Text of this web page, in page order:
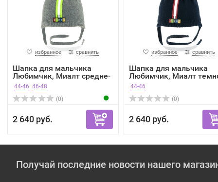
избранное сравнить
Шапка для мальчика
Любимчик, Миалт средне-
с...
44-46 46-48
(0)
2 640 руб.
избранное сравнить
Шапка для мальчика
Любимчик, Миалт
си...
44-46
(0)
2 640 руб.
Получай последние новости нашего